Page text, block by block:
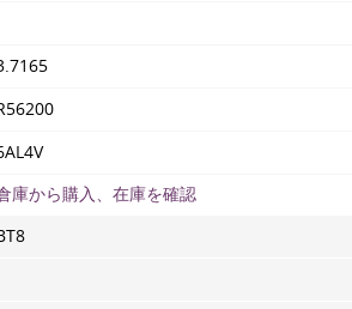
庫から購入、在庫を確認